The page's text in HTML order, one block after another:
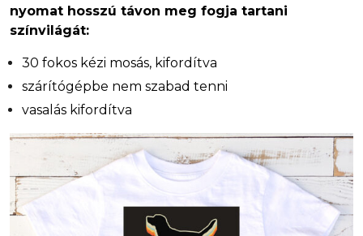
nyomat hosszú távon meg fogja tartani
színvilágát:
30 fokos kézi mosás, kifordítva
szárítógépbe nem szabad tenni
vasalás kifordítva